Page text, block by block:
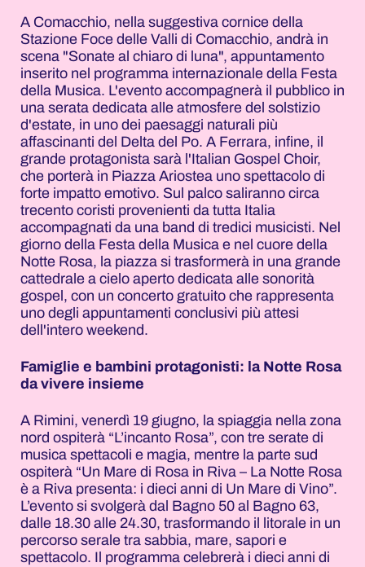
A Comacchio, nella suggestiva cornice della
Stazione Foce delle Valli di Comacchio, andrà in
scena "Sonate al chiaro di luna", appuntamento
inserito nel programma internazionale della Festa
della Musica. L'evento accompagnerà il pubblico in
una serata dedicata alle atmosfere del solstizio
d'estate, in uno dei paesaggi naturali più
affascinanti del Delta del Po. A Ferrara, infine, il
grande protagonista sarà l'Italian Gospel Choir,
che porterà in Piazza Ariostea uno spettacolo di
forte impatto emotivo. Sul palco saliranno circa
trecento coristi provenienti da tutta Italia
accompagnati da una band di tredici musicisti. Nel
giorno della Festa della Musica e nel cuore della
Notte Rosa, la piazza si trasformerà in una grande
cattedrale a cielo aperto dedicata alle sonorità
gospel, con un concerto gratuito che rappresenta
uno degli appuntamenti conclusivi più attesi
dell'intero weekend.
Famiglie e bambini protagonisti: la Notte Rosa
da vivere insieme
A Rimini, venerdì 19 giugno, la spiaggia nella zona
nord ospiterà “L’incanto Rosa”, con tre serate di
musica spettacoli e magia, mentre la parte sud
ospiterà “Un Mare di Rosa in Riva – La Notte Rosa
è a Riva presenta: i dieci anni di Un Mare di Vino”.
L’evento si svolgerà dal Bagno 50 al Bagno 63,
dalle 18.30 alle 24.30, trasformando il litorale in un
percorso serale tra sabbia, mare, sapori e
spettacolo. Il programma celebrerà i dieci anni di